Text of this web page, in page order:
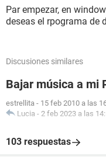
Par empezar, en
deseas el rpograma de
Discusiones similares
Bajar música a mi
estrellita - 15 feb 2010 a las
Lucia - 2 feb 2023 a las
103 respuestas